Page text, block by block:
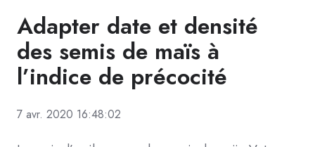
Adapter date et densité
des semis de maïs à
l’indice de précocité
7 avr. 2020 16:48:02